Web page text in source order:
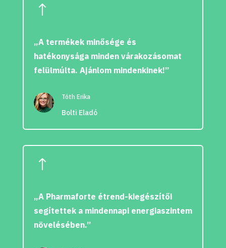
!
„A termékek minősége és
hatékonysága minden várakozásomat
felülmúlta. Ajánlom mindenkinek!”
Tóth Erika
Bolti Eladó
!
„A Pharmaforte étrend-kiegészítői
segítettek a mindennapi energiaszintem
növelésében.”